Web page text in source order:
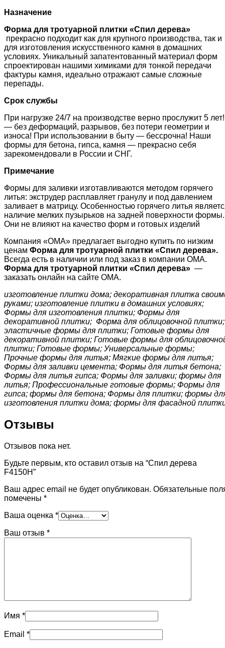
Назначение
Форма для тротуарной плитки «Спил дерева»
прекрасно подходит как для крупного производства, так и
для изготовления искусственного камня в домашних
условиях. Уникальный запатентованный материал форм
спроектирован нашими химиками для тонкой передачи
фактуры камня, идеально отражают самые сложные
перепады.
Срок службы
При нагрузке 24/7 на производстве верно прослужит 5 лет!
— без деформаций, разрывов, без потери геометрии и
износа! При использовании в быту — бессрочна! Наши
формы для бетона, гипса, камня — прекрасно себя
зарекомендовали в России и СНГ.
Примечание
Формы для заливки изготавливаются методом горячего
литья: экструдер расплавляет гранулу и под давлением
заливает в матрицу. Особенностью горячего литья
наличие мелких пузырьков на задней поверхности формы.
Они не влияют на качество форм и готовых изделий
Компания «ОМА» предлагает выгодно купить по низким
ценам Форма для тротуарной плитки «Спил дерева».
Всегда есть в наличии или под заказ в компании ОМА.
Форма для тротуарной плитки «Спил дерева» —
заказать онлайн на сайте ОМА.
изготовление плитки дома; декоративная плитка
руками; изготовление плитки в домашних условиях;
Формы для изготовления плитки; Формы для
декоративной плитки; Форма для облицовочной плитки;
эластичные формы для плитки; Готовые формы для
декоративной плитки; Готовые формы для
плитки; Готовые формы; Универсальные формы;
Прочные формы для литья; Мягкие формы для литья;
Формы для заливки цемента; Формы для литья бетона;
Формы для литья гипса; Формы для заливки; формы для
литья; Профессиональные готовые формы; Формы для
гипса; формы для бетона; Формы для плитки; формы
изготовления плитки дома; формы для фасадной
Отзывы
Отзывов пока нет.
Будьте первым, кто оставил отзыв на “Спил дерева
F4150H”
Ваш адрес email не будет опубликован. Обязательные
помечены *
Ваша оценка *
Ваш отзыв *
Имя *
Email *